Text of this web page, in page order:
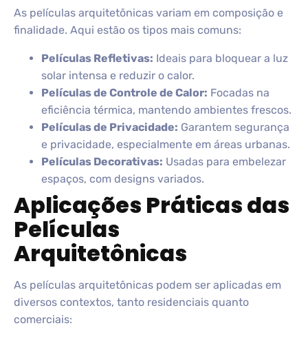
As películas arquitetônicas variam em composição e
finalidade. Aqui estão os tipos mais comuns:
Películas Refletivas: Ideais para bloquear a luz
solar intensa e reduzir o calor.
Películas de Controle de Calor: Focadas na
eficiência térmica, mantendo ambientes frescos.
Películas de Privacidade: Garantem segurança
e privacidade, especialmente em áreas urbanas.
Películas Decorativas: Usadas para embelezar
espaços, com designs variados.
Aplicações Práticas das
Películas
Arquitetônicas
As películas arquitetônicas podem ser aplicadas em
diversos contextos, tanto residenciais quanto
comerciais: